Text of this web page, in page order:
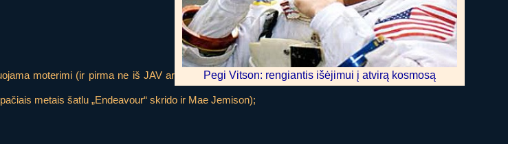
Pegi Vitson: rengiantis išėjimui į atvirą kosmosą
moterimi (ir pirma ne iš JAV ar
metais šatlu „Endeavour“ skrido ir Mae Jemison);